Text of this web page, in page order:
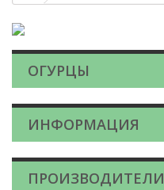
ОГУРЦЫ
ИНФОРМАЦИЯ
ПРОИЗВОДИТЕЛИ